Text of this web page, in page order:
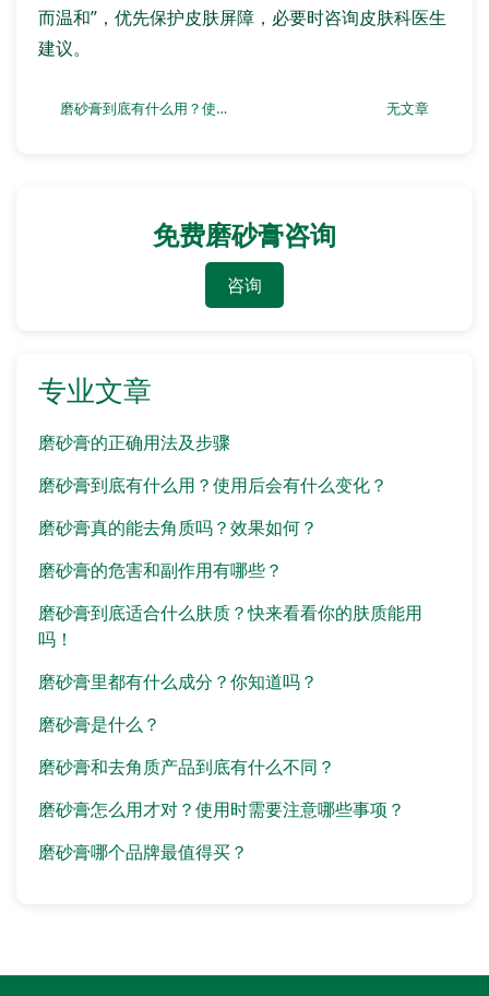
而温和”，优先保护皮肤屏障，必要时咨询皮肤科医生
建议。
磨砂膏到底有什么用？使用后会有什么变化？ 无文章
免费磨砂膏咨询
咨询
专业文章
磨砂膏的正确用法及步骤
磨砂膏到底有什么用？使用后会有什么变化？
磨砂膏真的能去角质吗？效果如何？
磨砂膏的危害和副作用有哪些？
磨砂膏到底适合什么肤质？快来看看你的肤质能用
吗！
磨砂膏里都有什么成分？你知道吗？
磨砂膏是什么？
磨砂膏和去角质产品到底有什么不同？
磨砂膏怎么用才对？使用时需要注意哪些事项？
磨砂膏哪个品牌最值得买？